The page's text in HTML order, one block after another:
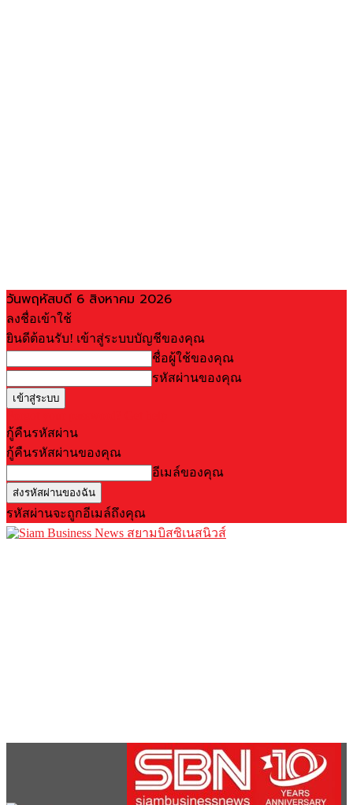
วันพฤหัสบดี 6 สิงหาคม 2026
ลงชื่อเข้าใช้
ยินดีต้อนรับ! เข้าสู่ระบบบัญชีของคุณ
ชื่อผู้ใช้ของคุณ
รหัสผ่านของคุณ
กู้คืนรหัสผ่าน
กู้คืนรหัสผ่านของคุณ
อีเมล์ของคุณ
รหัสผ่านจะถูกอีเมล์ถึงคุณ
สยามบิสซิเนสนิวส์